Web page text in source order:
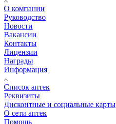
О компании
Руководство
Новости
Вакансии
Контакты
Лицензии
Награды
Информация
Список аптек
Реквизиты
Дисконтные и социальные карты
О сети аптек
Помощь